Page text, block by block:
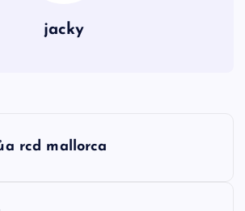
jacky
rcd mallorca